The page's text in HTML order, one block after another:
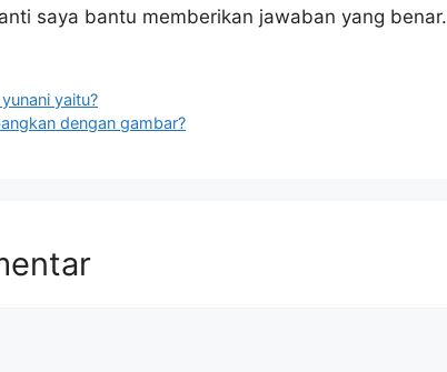
saya bantu memberikan jawaban yang benar.
yaitu?
dengan gambar?